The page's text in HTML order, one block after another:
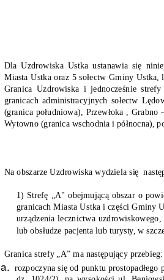
Dla Uzdrowiska Ustka ustanawia się
Miasta Ustka oraz 5 sołectw Gminy Ustka,
Granica Uzdrowiska i jednocześnie
granicach administracyjnych sołectw
(granica południowa), Przewłoka ,
Wytowno (granica wschodnia i północna),
Na obszarze Uzdrowiska wydziela się
1) Strefę „A" obejmującą obszar o
granicach Miasta Ustka i części Gminy
urządzenia lecznictwa
lub obsłudze pacjenta lub turysty, w
Granica strefy „A” ma następujący przebieg:
a. rozpoczyna się od punktu